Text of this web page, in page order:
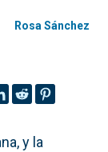
Rosa Sánchez
y la